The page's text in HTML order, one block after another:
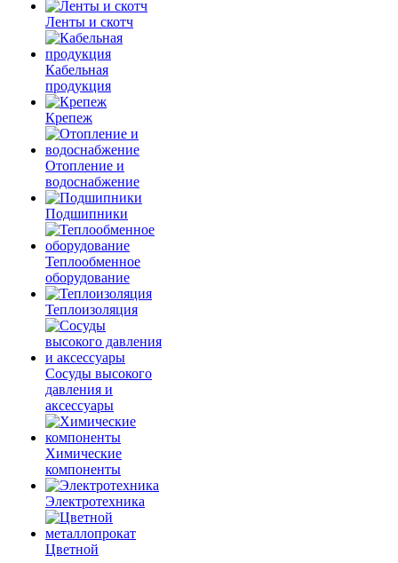
Ленты и скотч
Кабельная
продукция
Крепеж
Отопление и
водоснабжение
Подшипники
Теплообменное
оборудование
Теплоизоляция
Сосуды высокого
давления и
аксессуары
Химические
компоненты
Электротехника
Цветной